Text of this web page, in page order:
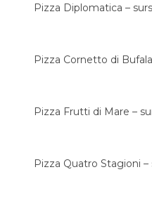
Pizza Diplomatica –
Pizza Cornetto di
Pizza Frutti di Mare –
Pizza Quatro Stagioni